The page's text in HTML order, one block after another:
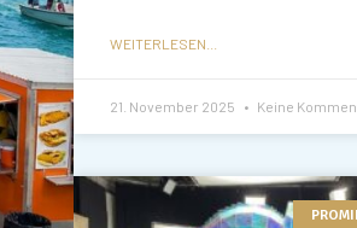
WEITERLESEN...
21. November 2025 Keine